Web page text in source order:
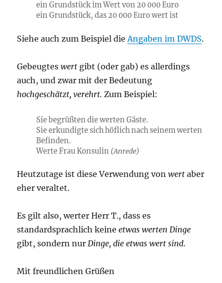
ein Grundstück im Wert von 20 000 Euro
ein Grundstück, das 20 000 Euro wert ist
Siehe auch zum Beispiel die Angaben im DWDS.
Gebeugteswert gibt (oder gab) es allerdings
auch, und zwar mit der Bedeutung
hochgeschätzt, verehrt. Zum Beispiel:
Sie begrüßten die werten Gäste.
Sie erkundigte sich höflich nach seinem werten
Befinden.
Werte Frau Konsulin (Anrede)
Heutzutage ist diese Verwendung vonwert aber
eher veraltet.
Es gilt also, werter Herr T., dass es
standardsprachlich keineetwas werten Dinge
gibt, sondern nur Dinge, die etwas wert sind.
Mit freundlichen Grüßen